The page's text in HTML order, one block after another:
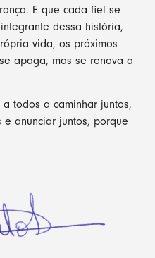
E que cada fiel se
dessa história,
vida, os próximos
apaga, mas se renova a
todos a caminhar juntos,
e anunciar juntos, porque